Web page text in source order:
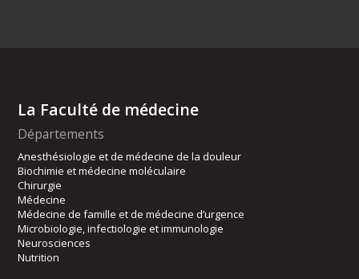
La Faculté de médecine
Départements
Anesthésiologie et de médecine de la douleur
Biochimie et médecine moléculaire
Chirurgie
Médecine
Médecine de famille et de médecine d’urgence
Microbiologie, infectiologie et immunologie
Neurosciences
Nutrition